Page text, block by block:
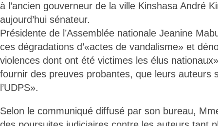
à l’ancien gouverneur de la ville Kinshasa André
aujourd’hui sénateur.
Présidente de l’Assemblée nationale Jeanine
ces dégradations d’«actes de vandalisme» et
violences dont ont été victimes les élus
fournir des preuves probantes, que leurs auteurs
l’UDPS».
Selon le communiqué diffusé par son bureau,